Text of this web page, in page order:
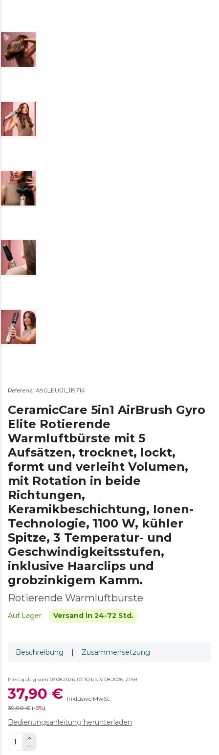
Referenz: A90_EU01_119714
CeramicCare 5in1 AirBrush Gyro
Elite Rotierende
Warmluftbürste mit 5
Aufsätzen, trocknet, lockt,
formt und verleiht Volumen,
mit Rotation in beide
Richtungen,
Keramikbeschichtung, Ionen-
Technologie, 1100 W, kühler
Spitze, 3 Temperatur- und
Geschwindigkeitsstufen,
inklusive Haarclips und
grobzinkigem Kamm.
Rotierende Warmluftbürste
Auf Lager Versand in 24-72 Std.
Beschreibung | Zusammensetzung
Preis gültig vom 03.08.2026, 07:30 bis 31.08.2026, 21:59
37,90 € Inklusive MwSt.
39,90 € (-5%)
Bedienungsanleitung herunterladen